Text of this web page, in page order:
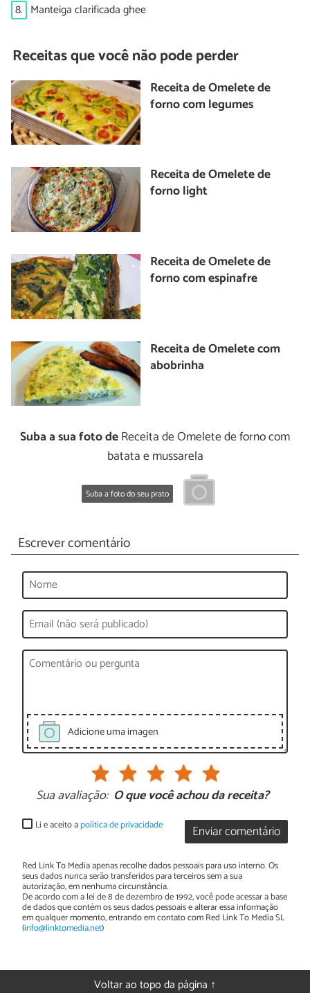
8. Manteiga clarificada ghee
Receitas que você não pode perder
Receita de Omelete de
forno com legumes
Receita de Omelete de
forno light
Receita de Omelete de
forno com espinafre
Receita de Omelete com
abobrinha
Suba a sua foto deReceita de Omelete de forno com
batata e mussarela
Suba a foto do seu prato
Escrever comentário
Adicione uma imagen
Sua avaliação: O que você achou da receita?
Enviar comentário
Li e aceito apolítica de privacidade
Red Link To Media apenas recolhe dados pessoais para uso interno. Os
seus dados nunca serão transferidos para terceiros sem a sua
autorização, em nenhuma circunstância.
De acordo com a lei de 8 de dezembro de 1992, você pode acessar a base
de dados que contém os seus dados pessoais e alterar essa informação
em qualquer momento, entrando em contato com Red Link To Media SL
(info@linktomedia.net)
Voltar ao topo da página ↑